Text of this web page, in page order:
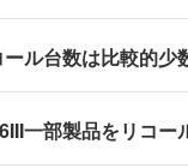
ル台数は比較的
一部製品をリコー